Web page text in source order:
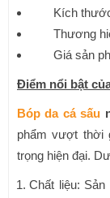
Kích
Thương
Giá sản
Điểm nổi bật
Bóp da cá sấu
phẩm vượt thời
trọng hiện đại.
Chất liệu: